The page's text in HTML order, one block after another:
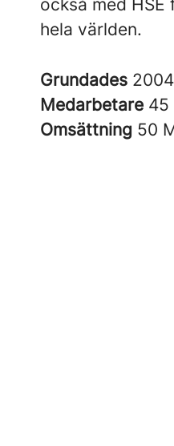
också med
hela världen.
Grundades 2004
Medarbetare 45
Omsättning 50